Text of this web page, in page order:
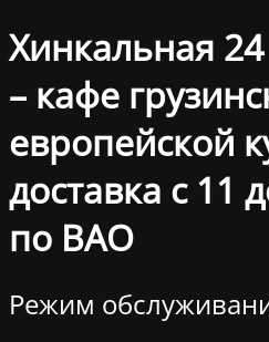
Хинкальная
– кафе
европейской
доставка с 11
по ВАО
Режим